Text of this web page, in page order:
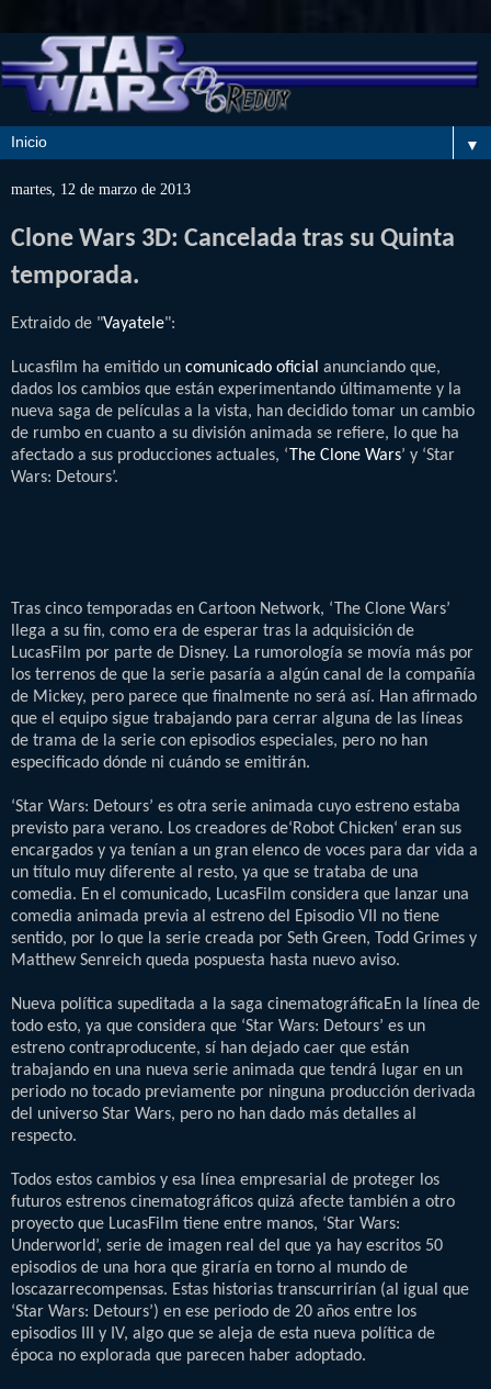
▼
martes, 12 de marzo de 2013
Clone Wars 3D: Cancelada tras su Quinta
temporada.
Extraido de "Vayatele":
Lucasfilm ha emitido un comunicado oficial anunciando que,
dados los cambios que están experimentando últimamente y la
nueva saga de películas a la vista, han decidido tomar un cambio
de rumbo en cuanto a su división animada se refiere, lo que ha
afectado a sus producciones actuales, ‘The Clone Wars’ y ‘Star
Wars: Detours’.
Tras cinco temporadas en Cartoon Network, ‘The Clone Wars’
llega a su fin, como era de esperar tras la adquisición de
LucasFilm por parte de Disney. La rumorología se movía más por
los terrenos de que la serie pasaría a algún canal de la compañía
de Mickey, pero parece que finalmente no será así. Han afirmado
que el equipo sigue trabajando para cerrar alguna de las líneas
de trama de la serie con episodios especiales, pero no han
especificado dónde ni cuándo se emitirán.
‘Star Wars: Detours’ es otra serie animada cuyo estreno estaba
previsto para verano. Los creadores de‘Robot Chicken‘ eran sus
encargados y ya tenían a un gran elenco de voces para dar vida a
un título muy diferente al resto, ya que se trataba de una
comedia. En el comunicado, LucasFilm considera que lanzar una
comedia animada previa al estreno del Episodio VII no tiene
sentido, por lo que la serie creada por Seth Green, Todd Grimes y
Matthew Senreich queda pospuesta hasta nuevo aviso.
Nueva política supeditada a la saga cinematográficaEn la línea de
todo esto, ya que considera que ‘Star Wars: Detours’ es un
estreno contraproducente, sí han dejado caer que están
trabajando en una nueva serie animada que tendrá lugar en un
periodo no tocado previamente por ninguna producción derivada
del universo Star Wars, pero no han dado más detalles al
respecto.
Todos estos cambios y esa línea empresarial de proteger los
futuros estrenos cinematográficos quizá afecte también a otro
proyecto que LucasFilm tiene entre manos, ‘Star Wars:
Underworld’, serie de imagen real del que ya hay escritos 50
episodios de una hora que giraría en torno al mundo de
loscazarrecompensas. Estas historias transcurrirían (al igual que
‘Star Wars: Detours’) en ese periodo de 20 años entre los
episodios III y IV, algo que se aleja de esta nueva política de
época no explorada que parecen haber adoptado.